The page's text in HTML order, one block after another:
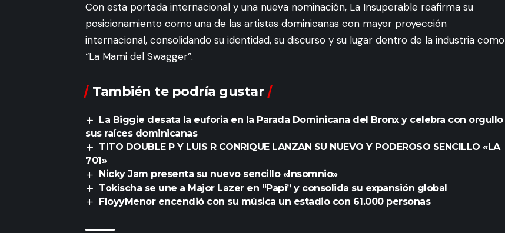
Con esta portada internacional y una nueva nominación, La Insuperable reafirma su
posicionamiento como una de las artistas dominicanas con mayor proyección
internacional, consolidando su identidad, su discurso y su lugar dentro de la industria como
“La Mami del Swagger”.
También te podría gustar
La Biggie desata la euforia en la Parada Dominicana del Bronx y celebra con orgullo
sus raíces dominicanas
TITO DOUBLE P Y LUIS R CONRIQUE LANZAN SU NUEVO Y PODEROSO SENCILLO «LA
701»
Nicky Jam presenta su nuevo sencillo «Insomnio»
Tokischa se une a Major Lazer en “Papi” y consolida su expansión global
FloyyMenor encendió con su música un estadio con 61.000 personas